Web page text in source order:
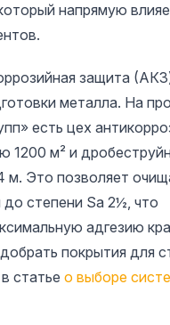
напрямую
защита
металла. На
есть цех
1200 м² и
м. Это позволяет
степени Sa 2½, что
адгезию
покрытия для
статье о выборе